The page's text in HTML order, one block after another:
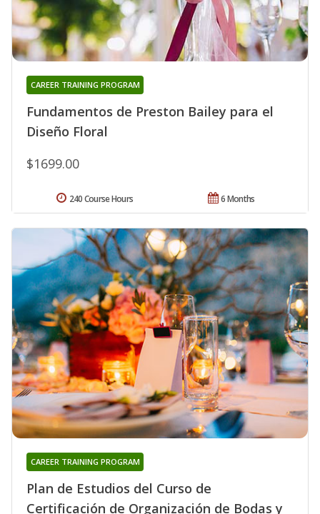
Fundamentos de Preston Bailey para el
Diseño Floral
CAREER TRAINING PROGRAM
$1699.00
6 Months
240 Course Hours
Plan de Estudios del Curso de
Certificación de Organización de Bodas y
CAREER TRAINING PROGRAM